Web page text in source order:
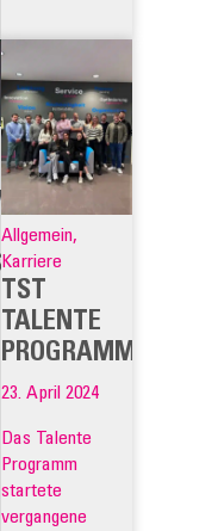
Allgemein,
Karriere
TST
TALENTE
PROGRAMM
23. April 2024
Das Talente
Programm
startete
vergangene